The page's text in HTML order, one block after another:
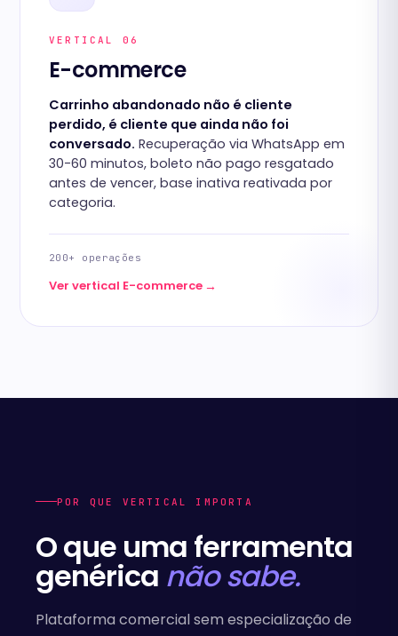
VERTICAL 06
E-commerce
Carrinho abandonado não é cliente
perdido, é cliente que ainda não foi
conversado. Recuperação via WhatsApp em
30-60 minutos, boleto não pago resgatado
antes de vencer, base inativa reativada por
categoria.
200+ operações
Ver vertical E-commerce →
POR QUE VERTICAL IMPORTA
O que uma ferramenta
genérica não sabe.
Plataforma comercial sem especialização de